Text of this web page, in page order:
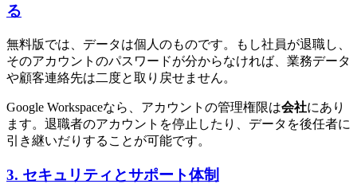
る
無料版では、データは個人のものです。もし社員が退職し、
そのアカウントのパスワードが分からなければ、業務データ
や顧客連絡先は二度と取り戻せません。
Google Workspaceなら、アカウントの管理権限は会社にあり
ます。退職者のアカウントを停止したり、データを後任者に
引き継いだりすることが可能です。
3. セキュリティとサポート体制